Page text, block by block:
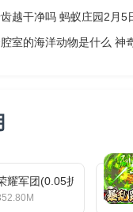
戏情况提前发放完毕）
中充值可享受以下额外
戏充值可额外获得返
计充值金额为准发放，
越干净吗 蚂蚁庄园2月5
的海洋动物是什么 神奇海洋2月4
耀军团(0.05折主宰天命)